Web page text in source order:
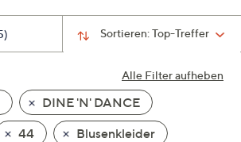
Sortieren:Top-Treffer
Alle Filter aufheben
DINE 'N' DANCE
44 Blusenkleider